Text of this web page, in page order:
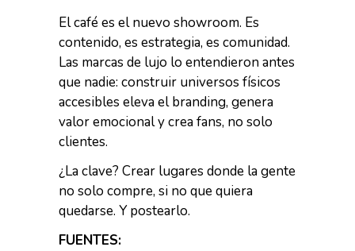
El café es el nuevo showroom. Es
contenido, es estrategia, es comunidad.
Las marcas de lujo lo entendieron antes
que nadie: construir universos físicos
accesibles eleva el branding, genera
valor emocional y crea fans, no solo
clientes.
¿La clave? Crear lugares donde la gente
no solo compre, si no que quiera
quedarse. Y postearlo.
FUENTES: